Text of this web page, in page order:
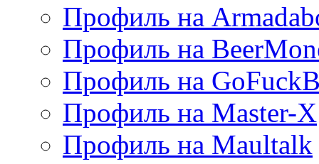
Профиль на
Профиль на
Профиль на
Профиль на Master-X
Профиль на Maultalk